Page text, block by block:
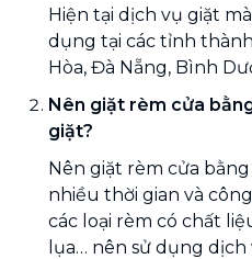
Hiện tại dịch vụ giặt
dụng tại các tỉnh
Hòa, Đà Nẵng, Bình
Nên giặt rèm cửa
giặt?
Nên giặt rèm cửa
nhiều thời gian và
các loại rèm có chất
lụa… nên sử dụng